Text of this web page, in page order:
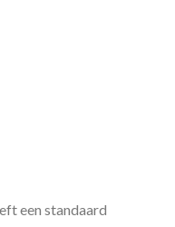
een standaard